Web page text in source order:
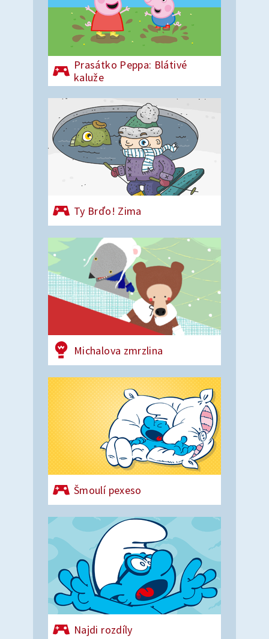
Prasátko Peppa: Blátivé
kaluže
Ty Brďo! Zima
Michalova zmrzlina
Šmoulí pexeso
Najdi rozdíly